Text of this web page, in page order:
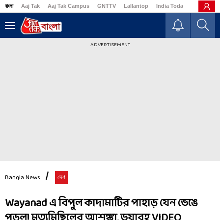
বাংলা Aaj Tak Aaj Tak Campus GNTTV Lallantop India Today Business
ADVERTISEMENT
Bangla News দেশ
Wayanad এ বিপুল কাদামাটির পাহাড় যেন ভেঙে